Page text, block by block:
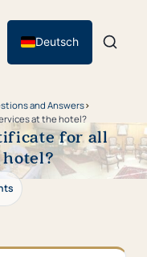
Deutsch
and Answers›
at the hotel?
for all